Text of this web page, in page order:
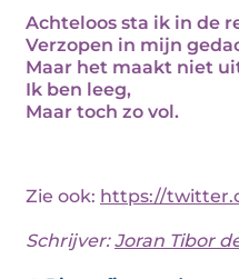
Achteloos sta ik in de
Verzopen in mijn
Maar het maakt niet
Ik ben leeg,
Maar toch zo vol.
Zie ook: https://
Schrijver:Joran Tibor